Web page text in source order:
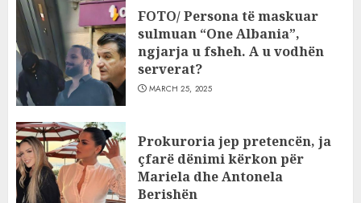
FOTO/ Persona të maskuar
sulmuan “One Albania”,
ngjarja u fsheh. A u vodhën
serverat?
MARCH 25, 2025
Prokuroria jep pretencën, ja
çfarë dënimi kërkon për
Mariela dhe Antonela
Berishën